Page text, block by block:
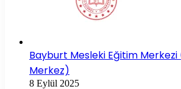
Bayburt Mesleki Eğitim
Merkez)
8 Eylül 2025